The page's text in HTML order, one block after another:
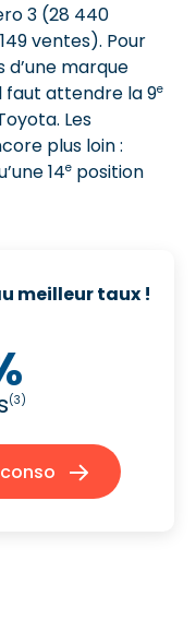
3 (28 440
ventes). Pour
d’une marque
faut attendre la 9e
Les
plus loin :
14e position
meilleur taux !
(3)